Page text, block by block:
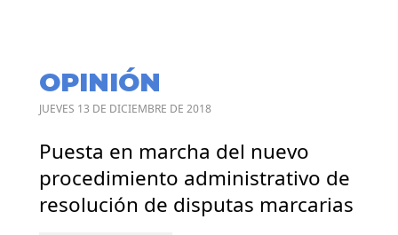
OPINIÓN
JUEVES 13 DE DICIEMBRE DE 2018
Puesta en marcha del nuevo
procedimiento administrativo de
resolución de disputas marcarias